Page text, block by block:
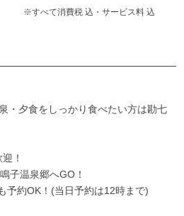
※すべて消費税 込・サービス料 込
・夕食をしっかり食べたい方は勘七
！
子温泉郷へGO！
約OK！(当日予約は12時まで)